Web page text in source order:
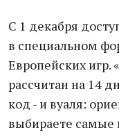
С 1 декабря
в специальном
Европейских игр.
рассчитан на 14
код - и вуаля:
выбираете самые